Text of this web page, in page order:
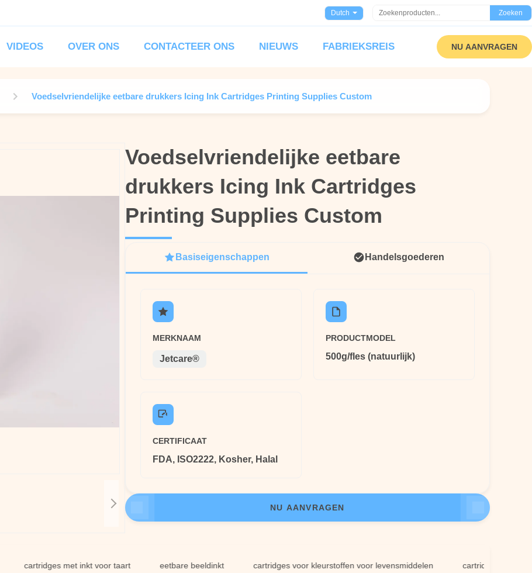
Dutch Zoeken
VIDEOS OVER ONS CONTACTEER ONS NIEUWS FABRIEKSREIS NU AANVRAGEN
Voedselvriendelijke eetbare drukkers Icing Ink Cartridges Printing Supplies Custom
Voedselvriendelijke eetbare
drukkers Icing Ink Cartridges
Printing Supplies Custom
Voedselvriendelijke eetbare
drukkers Icing Ink Cartridges
Printing Supplies Custom
Basiseigenschappen Handelsgoederen
MERKNAAM
Jetcare®
PRODUCTMODEL
500g/fles (natuurlijk)
CERTIFICAAT
FDA, ISO2222, Kosher, Halal
NU AANVRAGEN
cartridges met inkt voor taart eetbare beeldinkt cartridges voor kleurstoffen voor levensmiddelen cartridges met inkt voor